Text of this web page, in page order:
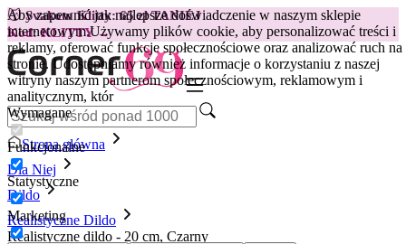
Aby zapewnić jak najlepsze doświadczenie w naszym sklepie
internetowym.Używamy plików cookie, aby personalizować treści i
reklamy, oferować funkcje społecznościowe oraz analizować ruch na
stronie. Udostępniamy również informacje o korzystaniu z naszej
witryny naszym partnerom społecznościowym, reklamowym i
analitycznym, któr
Wymagane
Funkcjonalne
Statystyczne
Marketing
😽Svakom Klitty: 65 zł TANIEJ
Kod: KLITTY →
Strona główna
Dla Niej
Dildo
Realistyczne Dildo
Realistyczne dildo - 20 cm, Czarny